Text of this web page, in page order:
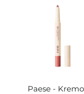
Paese -